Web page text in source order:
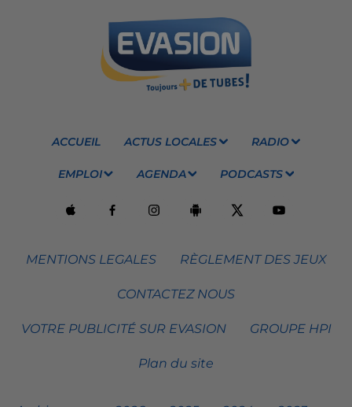
ACCUEIL ACTUS LOCALES RADIO
EMPLOI AGENDA PODCASTS
MENTIONS LEGALES RÈGLEMENT DES JEUX
CONTACTEZ NOUS
VOTRE PUBLICITÉ SUR EVASION GROUPE HPI
Plan du site